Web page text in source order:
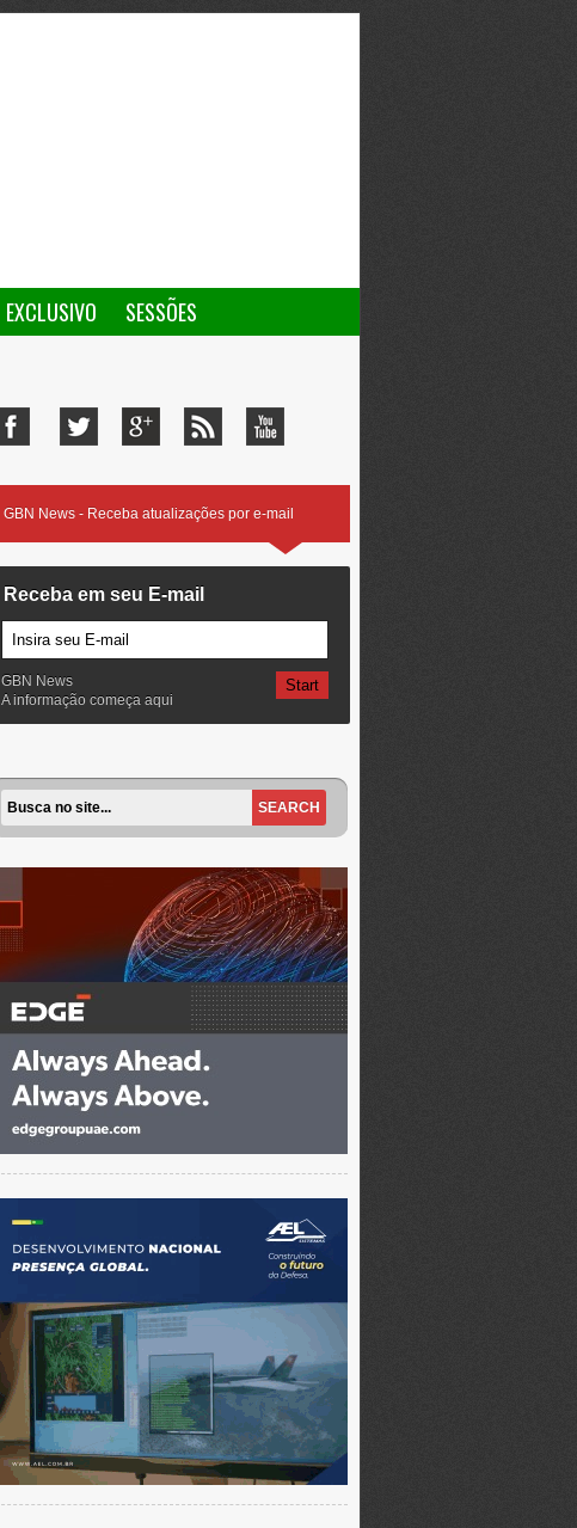
EXCLUSIVO
SESSÕES
GBN News - Receba atualizações por e-mail
Receba em seu E-mail
GBN News
A informação começa aqui